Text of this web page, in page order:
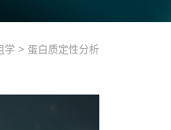
学 > 蛋白质定性分析